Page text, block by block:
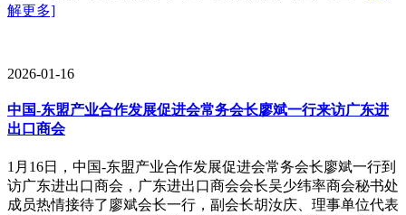
解更多]
2026-01-16
中国-东盟产业合作发展促进会常务会长廖斌一行来访广东进
出口商会
1月16日，中国-东盟产业合作发展促进会常务会长廖斌一行到
访广东进出口商会，广东进出口商会会长吴少纬率商会秘书处
成员热情接待了廖斌会长一行，副会长胡汝庆、理事单位代表